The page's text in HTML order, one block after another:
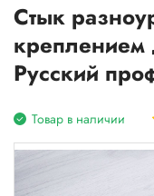
Стык
Русский
Товар в наличии